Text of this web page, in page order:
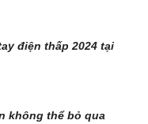
điện thấp 2024 tại
không thể bỏ qua